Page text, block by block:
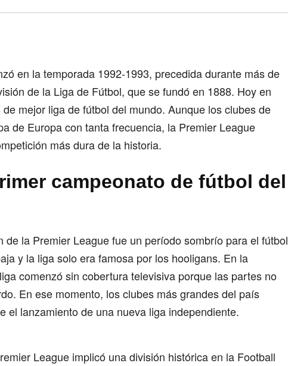
en la temporada 1992-1993, precedida durante más de
de la Liga de Fútbol, que se fundó en 1888. Hoy en
mejor liga de fútbol del mundo. Aunque los clubes de
de Europa con tanta frecuencia, la Premier League
más dura de la historia.
campeonato de fútbol del
de la Premier League fue un período sombrío para el fútbol
y la liga solo era famosa por los hooligans. En la
comenzó sin cobertura televisiva porque las partes no
En ese momento, los clubes más grandes del país
el lanzamiento de una nueva liga independiente.
League implicó una división histórica en la Football